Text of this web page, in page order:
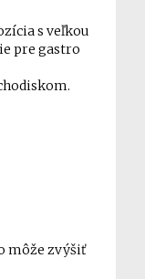
s veľkou
pre gastro
môže zvýšiť